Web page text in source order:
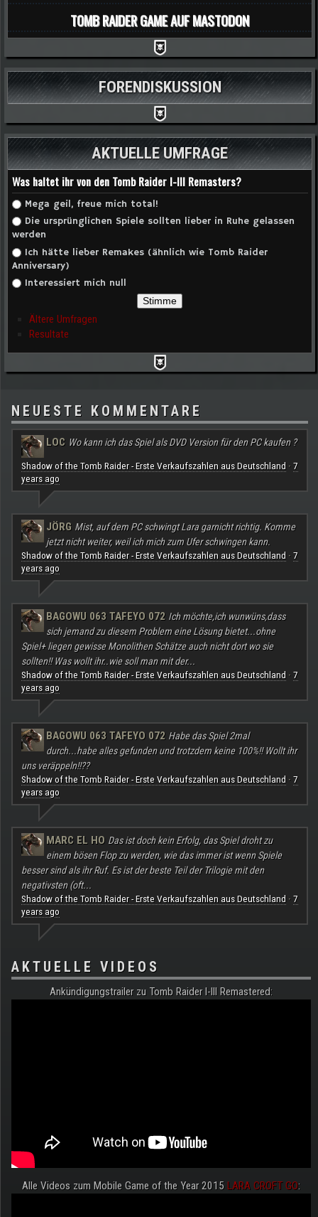
TOMB RAIDER GAME AUF MASTODON
FORENDISKUSSION
AKTUELLE UMFRAGE
Was haltet ihr von den Tomb Raider I-III Remasters?
Auswahlmöglichkeiten
Mega geil, freue mich total!
Die ursprünglichen Spiele sollten lieber in Ruhe gelassen
werden
Ich hätte lieber Remakes (ähnlich wie Tomb Raider
Anniversary)
Interessiert mich null
Ältere Umfragen
Resultate
NEUESTE KOMMENTARE
LOC Wo kann ich das Spiel als DVD Version für den PC kaufen ?
Shadow of the Tomb Raider - Erste Verkaufszahlen aus Deutschland · 7
years ago
JÖRG Mist, auf dem PC schwingt Lara garnicht richtig. Komme
jetzt nicht weiter, weil ich mich zum Ufer schwingen kann.
Shadow of the Tomb Raider - Erste Verkaufszahlen aus Deutschland · 7
years ago
BAGOWU 063 TAFEYO 072 Ich möchte,ich wunwüns,dass
sich jemand zu diesem Problem eine Lösung bietet...ohne
Spiel+ liegen gewisse Monolithen Schätze auch nicht dort wo sie
sollten!! Was wollt ihr..wie soll man mit der...
Shadow of the Tomb Raider - Erste Verkaufszahlen aus Deutschland · 7
years ago
BAGOWU 063 TAFEYO 072 Habe das Spiel 2mal
durch...habe alles gefunden und trotzdem keine 100%!! Wollt ihr
uns veräppeln!!??
Shadow of the Tomb Raider - Erste Verkaufszahlen aus Deutschland · 7
years ago
MARC EL HO Das ist doch kein Erfolg, das Spiel droht zu
einem bösen Flop zu werden, wie das immer ist wenn Spiele
besser sind als ihr Ruf. Es ist der beste Teil der Trilogie mit den
negativsten (oft...
Shadow of the Tomb Raider - Erste Verkaufszahlen aus Deutschland · 7
years ago
AKTUELLE VIDEOS
Ankündigungstrailer zu Tomb Raider I-III Remastered:
Alle Videos zum Mobile Game of the Year 2015 LARA CROFT GO: